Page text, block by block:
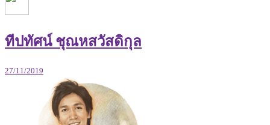
ทีปทัศน์ ชุณหสวัสดิกุล
27/11/2019